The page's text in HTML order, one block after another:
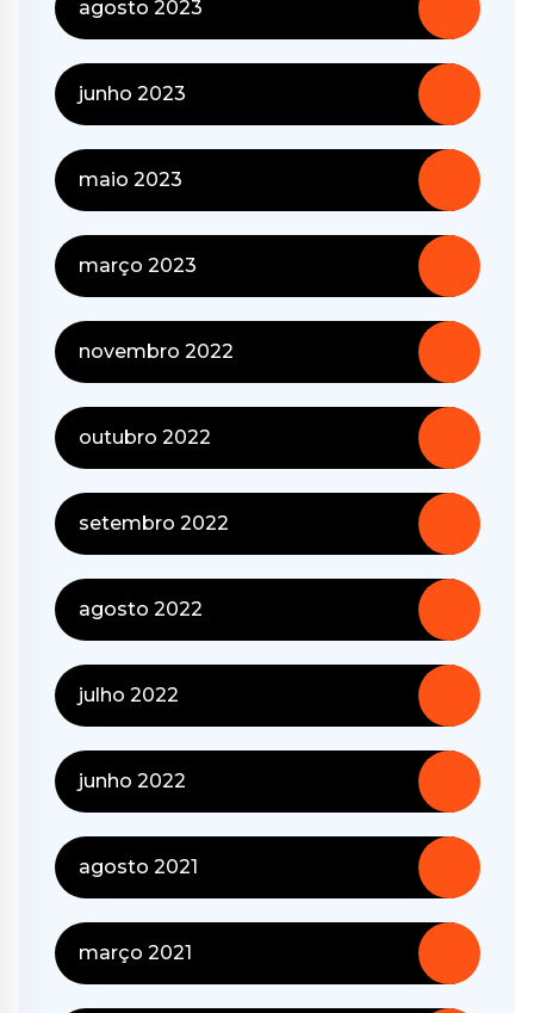
agosto 2023
junho 2023
maio 2023
março 2023
novembro 2022
outubro 2022
setembro 2022
agosto 2022
julho 2022
junho 2022
agosto 2021
março 2021